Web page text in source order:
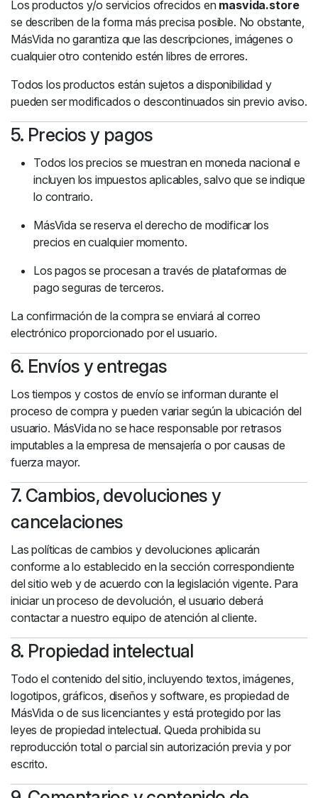
Los productos y/o servicios ofrecidos en masvida.store
se describen de la forma más precisa posible. No obstante,
MásVida no garantiza que las descripciones, imágenes o
cualquier otro contenido estén libres de errores.
Todos los productos están sujetos a disponibilidad y
pueden ser modificados o descontinuados sin previo aviso.
5. Precios y pagos
Todos los precios se muestran en moneda nacional e
incluyen los impuestos aplicables, salvo que se indique
lo contrario.
MásVida se reserva el derecho de modificar los
precios en cualquier momento.
Los pagos se procesan a través de plataformas de
pago seguras de terceros.
La confirmación de la compra se enviará al correo
electrónico proporcionado por el usuario.
6. Envíos y entregas
Los tiempos y costos de envío se informan durante el
proceso de compra y pueden variar según la ubicación del
usuario. MásVida no se hace responsable por retrasos
imputables a la empresa de mensajería o por causas de
fuerza mayor.
7. Cambios, devoluciones y
cancelaciones
Las políticas de cambios y devoluciones aplicarán
conforme a lo establecido en la sección correspondiente
del sitio web y de acuerdo con la legislación vigente. Para
iniciar un proceso de devolución, el usuario deberá
contactar a nuestro equipo de atención al cliente.
8. Propiedad intelectual
Todo el contenido del sitio, incluyendo textos, imágenes,
logotipos, gráficos, diseños y software, es propiedad de
MásVida o de sus licenciantes y está protegido por las
leyes de propiedad intelectual. Queda prohibida su
reproducción total o parcial sin autorización previa y por
escrito.